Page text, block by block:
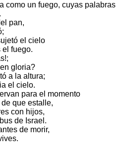
como un fuego, cuyas palabras
pan,
el cielo
el fuego.
gloria?
a la altura;
el cielo.
para el momento
que estalle,
con hijos,
de Israel.
de morir,